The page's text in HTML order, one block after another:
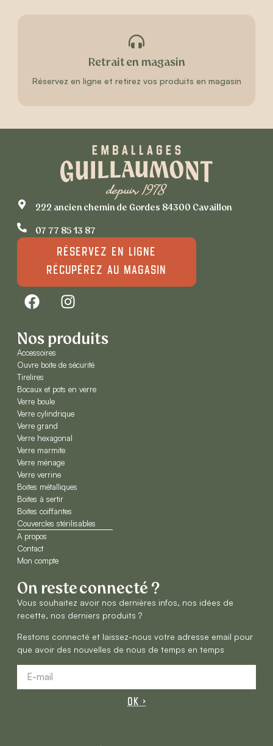
Retrait en magasin
Réservez en ligne et retirez vos produits en magasin
222 ancien chemin de Gordes 84300 Cavaillon
07 77 85 13 87
Réservez en ligne
récupérez au magasin
Nos produits
Accessoires
Ouvre boite de sécurité
Tirelires
Bocaux et pots en verre
Verre boule
Verre cylindrique
Verre grand
Verre hexagonal
Verre marmite
Verre ménage
Verre verrine
Boites métalliques
Boites à sertir
Boites coiffantes
Couvercles stérilisables
A propos
Contact
Mon compte
On reste connecté ?
Vous souhaitez avoir nos dernières infos, nos idées de
recette, nos derniers produits ?
Restons connecté et laissez-nous votre adresse email pour
que avoir des nouvelles de nous de temps en temps
OK